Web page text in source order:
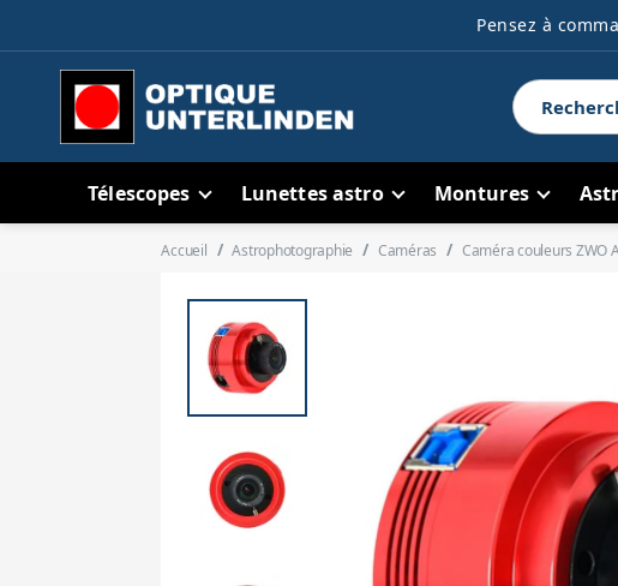
Pensez à
Télescopes Lunettes astro Montures
Accueil Astrophotographie Caméras Caméra couleurs ZWO